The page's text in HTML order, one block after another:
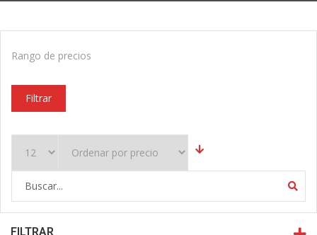
Rango de precios
Filtrar
FILTRAR